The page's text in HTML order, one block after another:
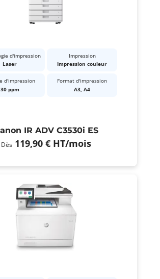
d'impression
Laser
Impression
Impression couleur
d'impression
30 ppm
Format d'impression
A3, A4
IR ADV C3530i ES
Dès 119,90 € HT/mois